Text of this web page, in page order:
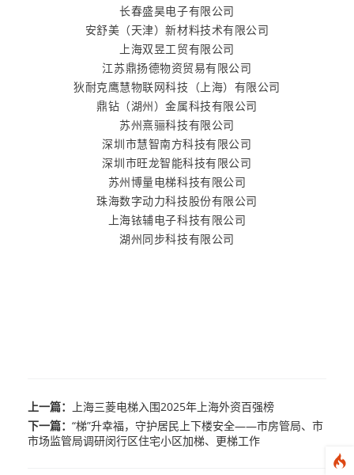
长春盛昊电子有限公司
安舒美（天津）新材料技术有限公司
上海双昱工贸有限公司
江苏鼎扬德物资贸易有限公司
狄耐克鹰慧物联网科技（上海）有限公司
鼎钻（湖州）金属科技有限公司
苏州熹骊科技有限公司
深圳市慧智南方科技有限公司
深圳市旺龙智能科技有限公司
苏州博量电梯科技有限公司
珠海数字动力科技股份有限公司
上海铱辅电子科技有限公司
湖州同步科技有限公司
上一篇：
上海三菱电梯入围2025年上海外资百强榜
下一篇： “梯”升幸福，守护居民上下楼安全——市房管局、市
市场监管局调研闵行区住宅小区加梯、更梯工作